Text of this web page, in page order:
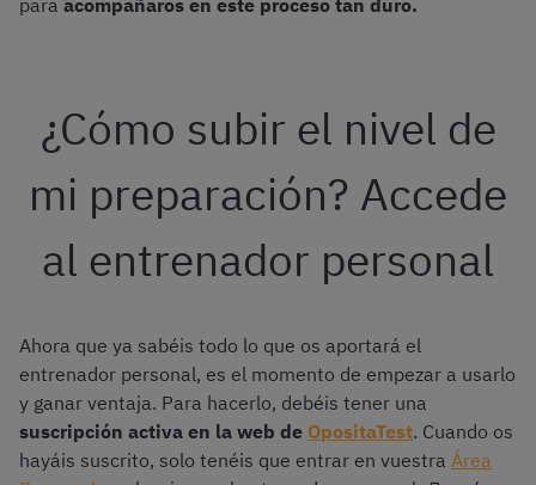
para acompañaros en este proceso tan duro.
¿Cómo subir el nivel de
mi preparación? Accede
al entrenador personal
Ahora que ya sabéis todo lo que os aportará el
entrenador personal, es el momento de empezar a usarlo
y ganar ventaja. Para hacerlo, debéis tener una
suscripción activa en la web de OpositaTest. Cuando os
hayáis suscrito, solo tenéis que entrar en vuestra Área